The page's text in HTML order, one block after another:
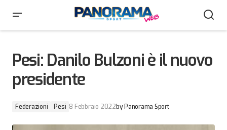
Pesi: Danilo Bulzoni è il nuovo
presidente
Federazioni Pesi 8 Febbraio 2022by Panorama Sport